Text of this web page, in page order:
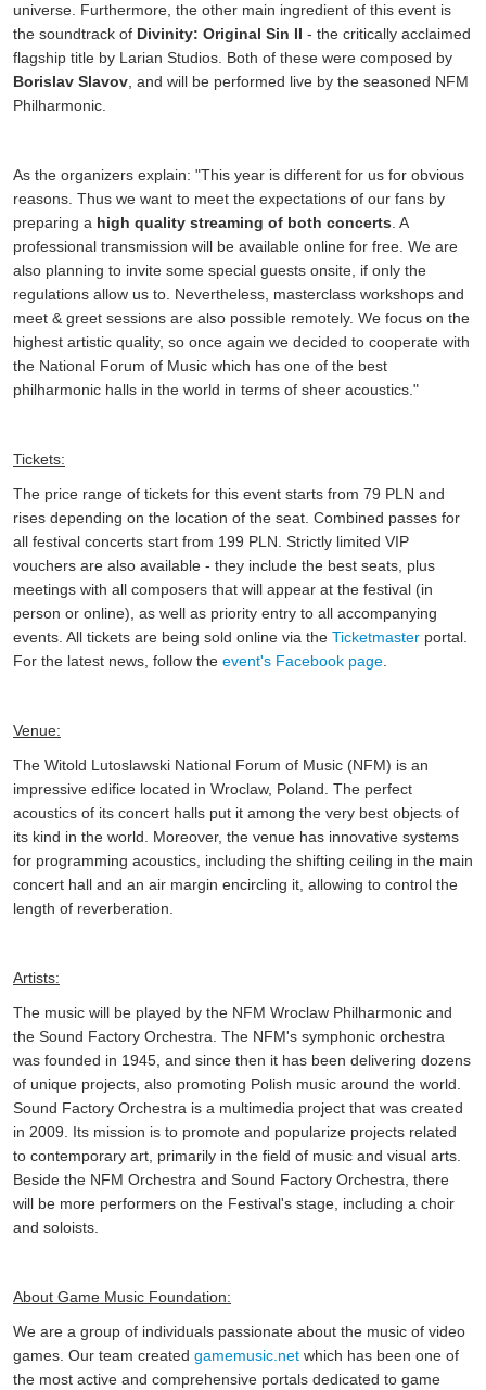
universe. Furthermore, the other main ingredient of this event is
the soundtrack of Divinity: Original Sin II - the critically acclaimed
flagship title by Larian Studios. Both of these were composed by
Borislav Slavov, and will be performed live by the seasoned NFM
Philharmonic.
As the organizers explain: "This year is different for us for obvious
reasons. Thus we want to meet the expectations of our fans by
preparing a high quality streaming of both concerts. A
professional transmission will be available online for free. We are
also planning to invite some special guests onsite, if only the
regulations allow us to. Nevertheless, masterclass workshops and
meet & greet sessions are also possible remotely. We focus on the
highest artistic quality, so once again we decided to cooperate with
the National Forum of Music which has one of the best
philharmonic halls in the world in terms of sheer acoustics."
Tickets:
The price range of tickets for this event starts from 79 PLN and
rises depending on the location of the seat. Combined passes for
all festival concerts start from 199 PLN. Strictly limited VIP
vouchers are also available - they include the best seats, plus
meetings with all composers that will appear at the festival (in
person or online), as well as priority entry to all accompanying
events. All tickets are being sold online via the Ticketmaster portal.
For the latest news, follow the event's Facebook page.
Venue:
The Witold Lutoslawski National Forum of Music (NFM) is an
impressive edifice located in Wroclaw, Poland. The perfect
acoustics of its concert halls put it among the very best objects of
its kind in the world. Moreover, the venue has innovative systems
for programming acoustics, including the shifting ceiling in the main
concert hall and an air margin encircling it, allowing to control the
length of reverberation.
Artists:
The music will be played by the NFM Wroclaw Philharmonic and
the Sound Factory Orchestra. The NFM's symphonic orchestra
was founded in 1945, and since then it has been delivering dozens
of unique projects, also promoting Polish music around the world.
Sound Factory Orchestra is a multimedia project that was created
in 2009. Its mission is to promote and popularize projects related
to contemporary art, primarily in the field of music and visual arts.
Beside the NFM Orchestra and Sound Factory Orchestra, there
will be more performers on the Festival's stage, including a choir
and soloists.
About Game Music Foundation:
We are a group of individuals passionate about the music of video
games. Our team created gamemusic.net which has been one of
the most active and comprehensive portals dedicated to game